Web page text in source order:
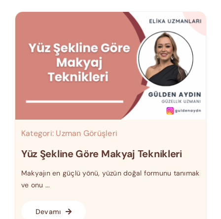
Kategori: Uzman Görüşleri
Yüz Şekline Göre Makyaj Teknikleri
Makyajın en güçlü yönü, yüzün doğal formunu tanımak
ve onu ...
Devamı